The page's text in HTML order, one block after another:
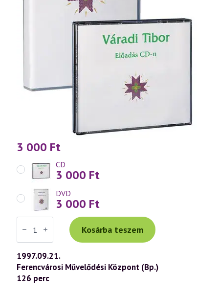
3 000 Ft
CD
3 000 Ft
DVD
3 000 Ft
Váradi
Tibor
előadás
(033)
—
Népbetegségek
megelőzése
és
szelíd
Kosárba teszem
1997.09.21.
Ferencvárosi Művelődési Központ (Bp.)
126 perc